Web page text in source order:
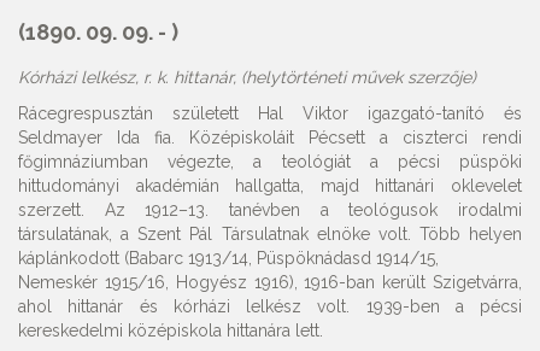
(1890. 09. 09. - )
Kórházi lelkész, r. k. hittanár, (helytörténeti művek szerzője)
Rácegrespusztán született Hal Viktor igazgató-tanító és
Seldmayer Ida fia. Középiskoláit Pécsett a ciszterci rendi
főgimnáziumban végezte, a teológiát a pécsi püspöki
hittudományi akadémián hallgatta, majd hittanári oklevelet
szerzett. Az 1912–13. tanévben a teológusok irodalmi
társulatának, a Szent Pál Társulatnak elnöke volt. Több helyen
káplánkodott (Babarc 1913/14, Püspöknádasd 1914/15,
Nemeskér 1915/16, Hogyész 1916), 1916-ban került Szigetvárra,
ahol hittanár és kórházi lelkész volt. 1939-ben a pécsi
kereskedelmi középiskola hittanára lett.